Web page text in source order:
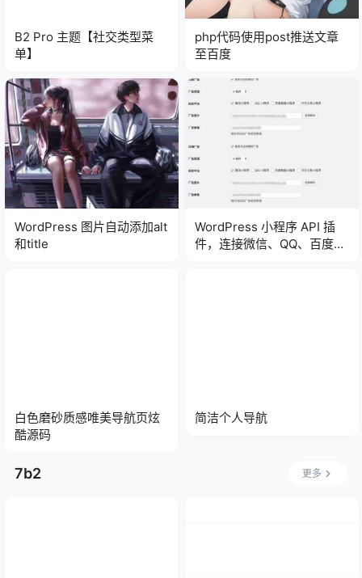
B2 Pro 主题【社交类型菜
单】
php代码使用post推送文章
至百度
WordPress 图片自动添加alt
和title
WordPress 小程序 API 插
件，连接微信、QQ、百度、
白色磨砂质感唯美导航页炫
酷源码
简洁个人导航
7b2 更多